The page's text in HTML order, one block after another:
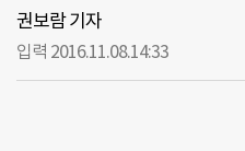
권보람 기자
입력 2016.11.08.14:33